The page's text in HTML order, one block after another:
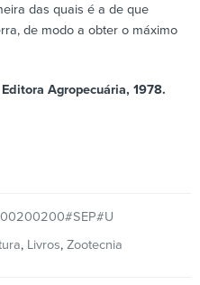
das quais é a de que
de modo a obter o máximo
Agropecuária, 1978.
, Livros, Zootecnia